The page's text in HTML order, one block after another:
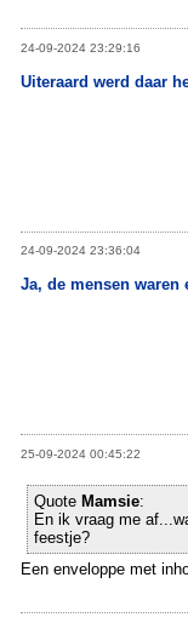
24-09-2024 23:29:16
Uiteraard werd daar
24-09-2024 23:36:04
Ja, de mensen waren
25-09-2024 00:45:22
Quote Mamsie:
En ik vraag me
feestje?
Een enveloppe met